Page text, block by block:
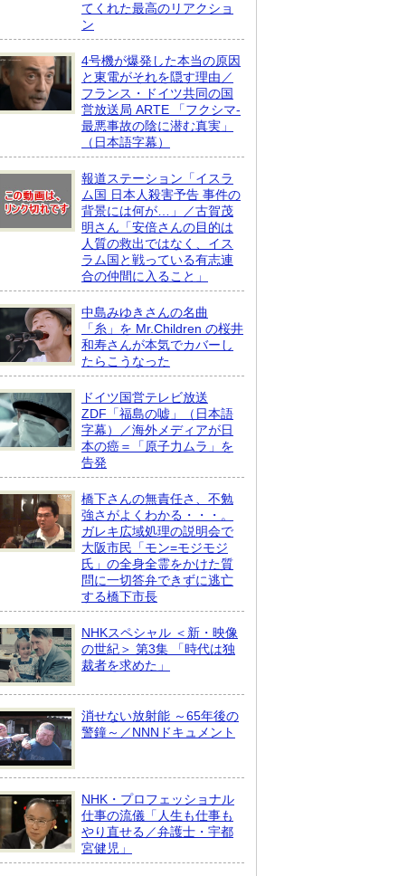
てくれた最高のリアクショ
ン
4号機が爆発した本当の原因
と東電がそれを隠す理由／
フランス・ドイツ共同の国
営放送局 ARTE 「フクシマ-
最悪事故の陰に潜む真実」
（日本語字幕）
報道ステーション「イスラ
ム国 日本人殺害予告 事件の
背景には何が…」／古賀茂
明さん「安倍さんの目的は
人質の救出ではなく、イス
ラム国と戦っている有志連
合の仲間に入ること」
中島みゆきさんの名曲
「糸」を Mr.Children の桜井
和寿さんが本気でカバーし
たらこうなった
ドイツ国営テレビ放送
ZDF「福島の嘘」（日本語
字幕）／海外メディアが日
本の癌＝「原子力ムラ」を
告発
橋下さんの無責任さ、不勉
強さがよくわかる・・・。
ガレキ広域処理の説明会で
大阪市民「モン=モジモジ
氏」の全身全霊をかけた質
問に一切答弁できずに逃亡
する橋下市長
NHKスペシャル ＜新・映像
の世紀＞ 第3集 「時代は独
裁者を求めた」
消せない放射能 ～65年後の
警鐘～／NNNドキュメント
NHK・プロフェッショナル
仕事の流儀「人生も仕事も
やり直せる／弁護士・宇都
宮健児」